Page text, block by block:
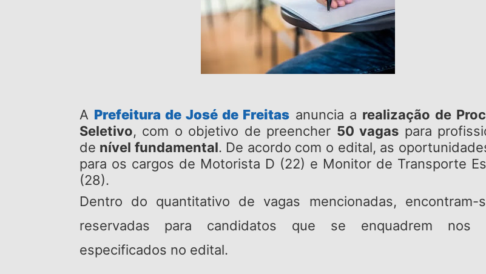
A Prefeitura de José de Freitas anuncia a realização de
Seletivo, com o objetivo de preencher 50 vagas para
de nível fundamental. De acordo com o edital, as
para os cargos de Motorista D (22) e Monitor de Transporte
(28).
Dentro do quantitativo de vagas mencionadas, encontram-
reservadas para candidatos que se enquadrem nos
especificados no edital.